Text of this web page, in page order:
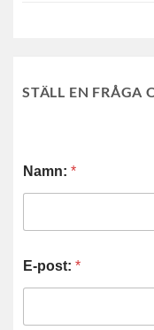
STÄLL EN FRÅGA
Namn: *
E-post: *